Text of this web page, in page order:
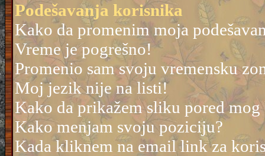
Podešavanja korisnika
Kako da promenim moja
Vreme je pogrešno!
Promenio sam svoju vremensku
Moj jezik nije na listi!
Kako da prikažem sliku pored
Kako menjam svoju poziciju?
Kada kliknem na email link za